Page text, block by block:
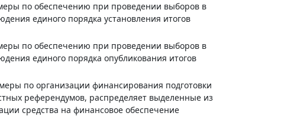
по обеспечению при проведении выборов в
единого порядка установления итогов
по обеспечению при проведении выборов в
единого порядка опубликования итогов
по организации финансирования подготовки
референдумов, распределяет выделенные из
средства на финансовое обеспечение